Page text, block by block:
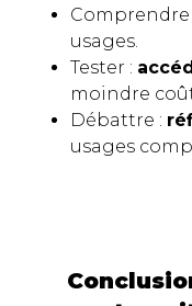
Comprendre
usages.
Tester :
moindre
Débattre :
usages